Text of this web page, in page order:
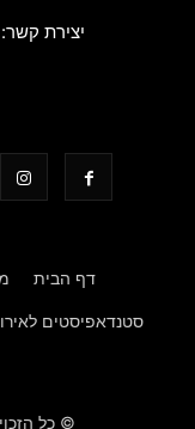
יצירת קשר:
דף הבית
סטנדאפיסטים
© כל